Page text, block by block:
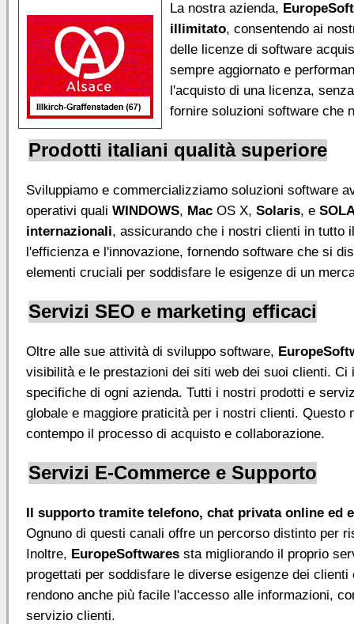
La nostra azienda,
illimitato, consentendo ai
delle licenze di software
sempre aggiornato e
l'acquisto di una licenza,
fornire soluzioni software che
Prodotti italiani qualità superiore
Sviluppiamo e commercializziamo soluzioni software
operativi quali WINDOWS, Mac OS X, Solaris, e
internazionali, assicurando che i nostri clienti in tutto
l'efficienza e l'innovazione, fornendo software che si
elementi cruciali per soddisfare le esigenze di un
Servizi SEO e marketing efficaci
Oltre alle sue attività di sviluppo software,
visibilità e le prestazioni dei siti web dei suoi clienti.
specifiche di ogni azienda. Tutti i nostri prodotti e
globale e maggiore praticità per i nostri clienti.
contempo il processo di acquisto e collaborazione.
Servizi E-Commerce e Supporto
Il supporto tramite telefono, chat privata online ed
Ognuno di questi canali offre un percorso distinto per
Inoltre, EuropeSoftwares sta migliorando il proprio
progettati per soddisfare le diverse esigenze dei
rendono anche più facile l'accesso alle informazioni,
servizio clienti.